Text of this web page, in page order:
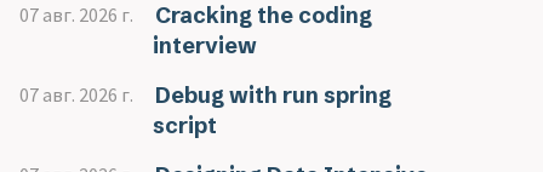
07 авг. 2026 г.
Cracking the coding
interview
07 авг. 2026 г.
Debug with run spring
script